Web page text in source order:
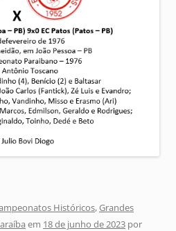
Históricos,Grandes
em 18 de junho de 2023 por